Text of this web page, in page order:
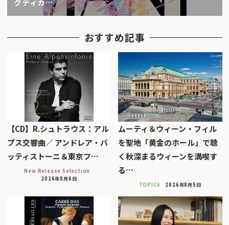
クティカ…
おすすめ記事
【CD】R.シュトラウス：アル
プス交響曲／ アンドレア・バ
ッティストーニ＆東京フ…
New Release Selection
2026年8月6日
ムーティ＆ウィーン・フィル
を聖地「黄金のホール」で聴
く秋深まるウィーンを満喫す
る…
TOPICS 2026年8月5日